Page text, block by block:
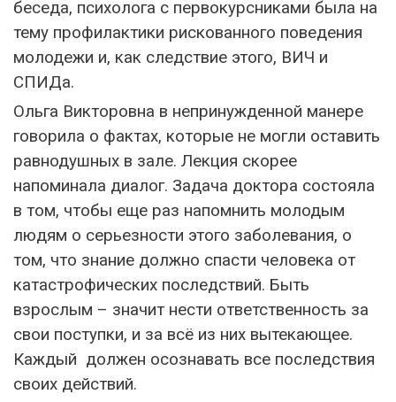
беседа, психолога с первокурсниками была на
тему профилактики рискованного поведения
молодежи и, как следствие этого, ВИЧ и
СПИДа.
Ольга Викторовна в непринужденной манере
говорила о фактах, которые не могли оставить
равнодушных в зале. Лекция скорее
напоминала диалог. Задача доктора состояла
в том, чтобы еще раз напомнить молодым
людям о серьезности этого заболевания, о
том, что знание должно спасти человека от
катастрофических последствий. Быть
взрослым – значит нести ответственность за
свои поступки, и за всё из них вытекающее.
Каждый должен осознавать все последствия
своих действий.